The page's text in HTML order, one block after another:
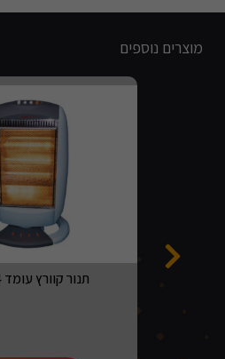
מוצרים נוספים
תנור קוורץ עומד 4 גופים